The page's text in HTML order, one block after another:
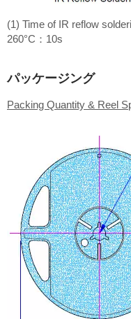
(1) Time of IR reflow
260°C：10s
パッケージング
Packing Quantity & Reel